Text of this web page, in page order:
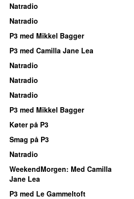
Natradio
Natradio
P3 med Mikkel Bagger
P3 med Camilla Jane Lea
Natradio
Natradio
Natradio
P3 med Mikkel Bagger
Køter på P3
Smag på P3
Natradio
WeekendMorgen: Med Camilla
Jane Lea
P3 med Le Gammeltoft